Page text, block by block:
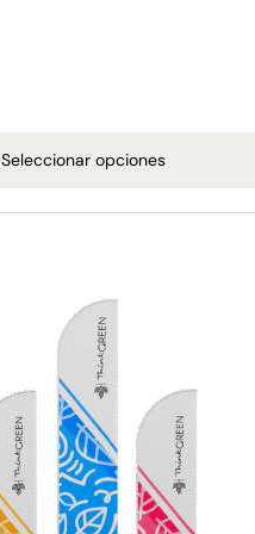
Seleccionar opciones